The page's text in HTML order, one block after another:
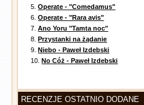
5.Operate - "Comedamus"
6.Operate - "Rara avis"
7.Ano Yoru "Tamta noc"
8.Przystanki na żądanie
9.Niebo - Paweł Izdebski
10.No Cóż - Paweł Izdebski
RECENZJE OSTATNIO DODANE